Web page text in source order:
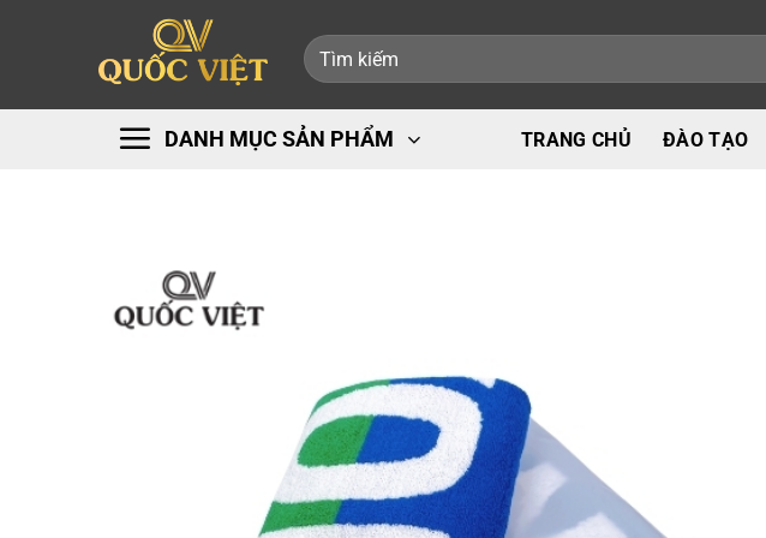
Tìm
kiếm:
DANH MỤC SẢN PHẨM TRANG CHỦ ĐÀO TẠO